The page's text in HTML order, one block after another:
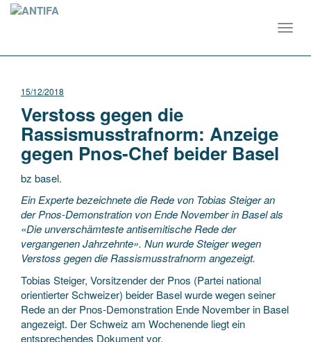
15/12/2018
Verstoss gegen die
Rassismusstrafnorm: Anzeige
gegen Pnos-Chef beider Basel
bz basel.
Ein Experte bezeichnete die Rede von Tobias Steiger an
der Pnos-Demonstration von Ende November in Basel als
«Die unverschämteste antisemitische Rede der
vergangenen Jahrzehnte». Nun wurde Steiger wegen
Verstoss gegen die Rassismusstrafnorm angezeigt.
Tobias Steiger, Vorsitzender der Pnos (Partei national
orientierter Schweizer) beider Basel wurde wegen seiner
Rede an der Pnos-Demonstration Ende November in Basel
angezeigt. Der Schweiz am Wochenende liegt ein
entsprechendes Dokument vor.